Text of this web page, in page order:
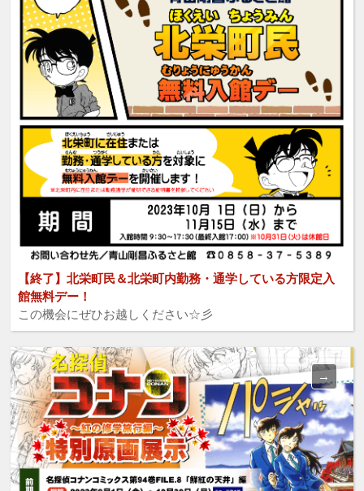
【終了】北栄町民＆北栄町内勤務・通学している方限定入
館無料デー！
この機会にぜひお越しください☆彡